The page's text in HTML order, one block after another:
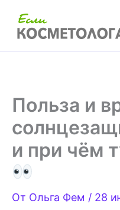
содержимому
Польза и
и при чём
От Ольга Фем / 28